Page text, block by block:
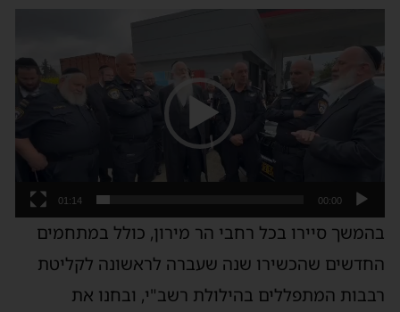
וידאו
00:00
01:14
בהמשך סיירו בכל רחבי הר מירון, כולל במתחמים
החדשים שהכשירו שנה שעברה לראשונה לקליטת
רבבות המתפללים בהילולת רשב"י, ובחנו את